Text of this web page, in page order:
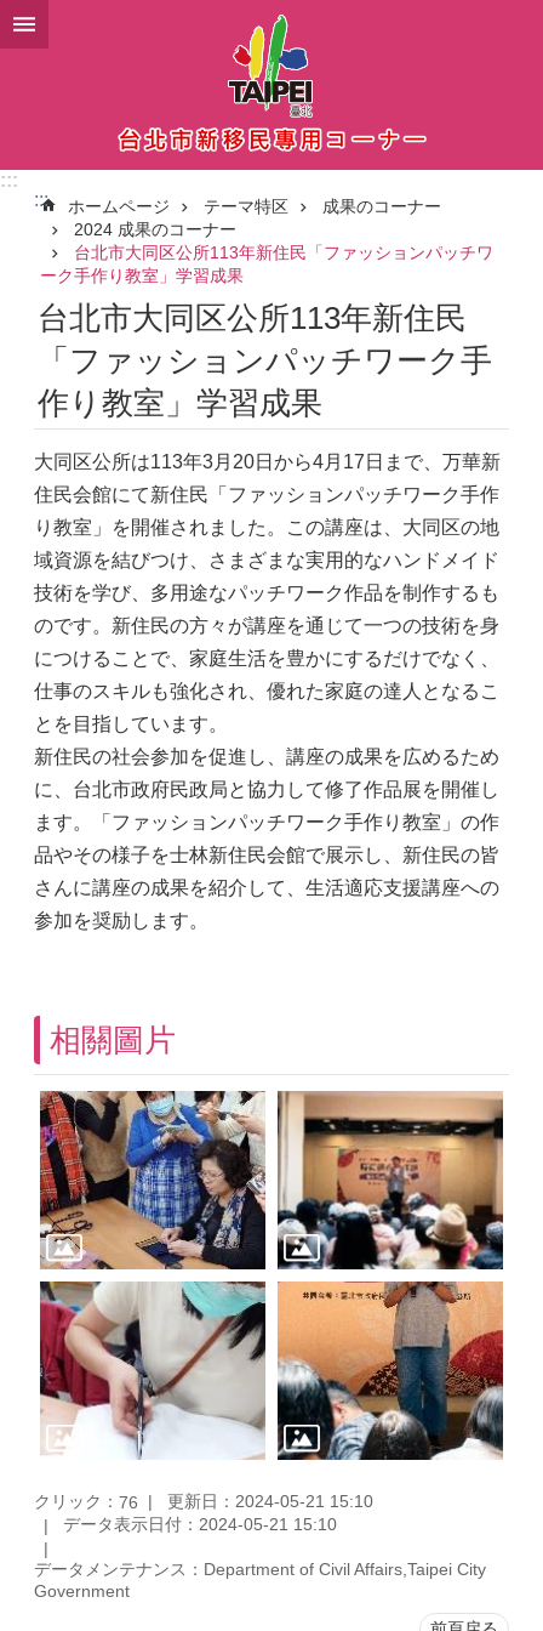
メインコンテンツブロックにスキップ
:::
:::
ホームページ テーマ特区
成果のコーナー
2024 成果のコーナー
台北市大同区公所113年新住民「ファッションパッチワ
ーク手作り教室」学習成果
台北市大同区公所113年新住民
「ファッションパッチワーク手
作り教室」学習成果
大同区公所は113年3月20日から4月17日まで、万華新
住民会館にて新住民「ファッションパッチワーク手作
り教室」を開催されました。この講座は、大同区の地
域資源を結びつけ、さまざまな実用的なハンドメイド
技術を学び、多用途なパッチワーク作品を制作するも
のです。新住民の方々が講座を通じて一つの技術を身
につけることで、家庭生活を豊かにするだけでなく、
仕事のスキルも強化され、優れた家庭の達人となるこ
とを目指しています。
新住民の社会参加を促進し、講座の成果を広めるため
に、台北市政府民政局と協力して修了作品展を開催し
ます。「ファッションパッチワーク手作り教室」の作
品やその様子を士林新住民会館で展示し、新住民の皆
さんに講座の成果を紹介して、生活適応支援講座への
参加を奨励します。
相關圖片
クリック： 76
更新日：2024-05-21 15:10
データ表示日付：2024-05-21 15:10
データメンテナンス：Department of Civil Affairs,Taipei City
Government